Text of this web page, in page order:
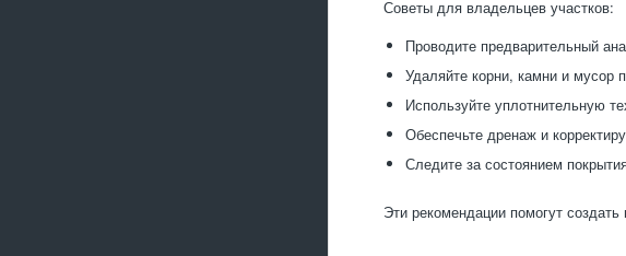
Советы для владельцев участков:
Проводите предварительный
Удаляйте корни, камни и мусор
Используйте уплотнительную
Обеспечьте дренаж и
Следите за состоянием
Эти рекомендации помогут